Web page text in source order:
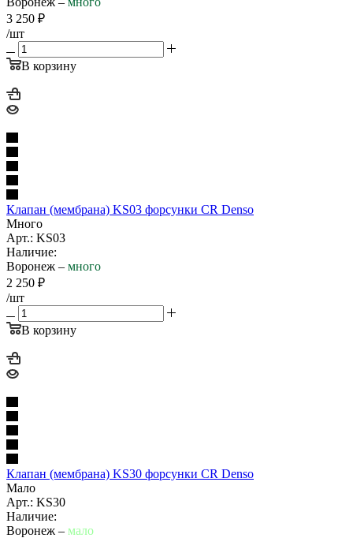
3 250 ₽
/шт
В корзину
Клапан (мембрана) KS03 форсунки CR Denso
Много
Арт.: KS03
Наличие:
Воронеж – много
2 250 ₽
/шт
В корзину
Клапан (мембрана) KS30 форсунки CR Denso
Мало
Арт.: KS30
Наличие:
Воронеж – мало